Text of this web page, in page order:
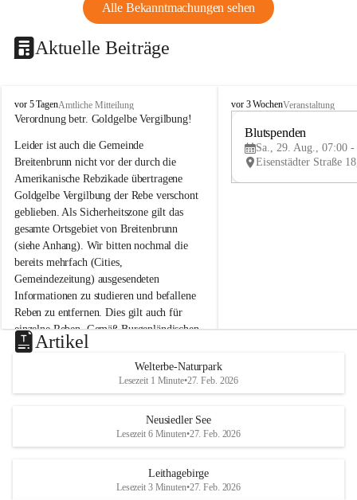
Alle Bekanntmachungen sehen
Aktuelle Beiträge
B
r
i
t
e
n
b
r
u
n
n
a
m
N
e
u
s
d
S
vor 5 TagenAmtliche Mitteilung
Verordnung betr. Goldgelbe Vergilbung!
Leider ist auch die Gemeinde
Breitenbrunn nicht vor der durch die
Amerikanische Rebzikade übertragene
Goldgelbe Vergilbung der Rebe verschont
geblieben. Als Sicherheitszone gilt das
gesamte Ortsgebiet von Breitenbrunn
(siehe Anhang). Wir bitten nochmal die
bereits mehrfach (Cities,
Gemeindezeitung) ausgesendeten
Informationen zu studieren und befallene
Reben zu entfernen. Dies gilt auch für
einzelne Reben. Gemäß Burgenländischen
Weinbaugesetz sind nicht gepflegte oder
unzulässige Weingärten zu roden! Bitte
helfen wir zusammen um unsere Winzer
vor den prognostizierten Ernteausfällen
und den daraus folgenden wirtschaftlichen
Maßnahmen zur Bekämpfung
B
e
u
e
d
r
S
vor 3 WochenVeranstaltung
Blutspenden
Sa., 29. Aug., 07:00 -
Artikel
Welterbe-Naturpark
Lesezeit 1 Minute•27. Feb. 2026
Neusiedler See
Lesezeit 6 Minuten•27. Feb. 2026
Leithagebirge
Lesezeit 3 Minuten•27. Feb. 2026